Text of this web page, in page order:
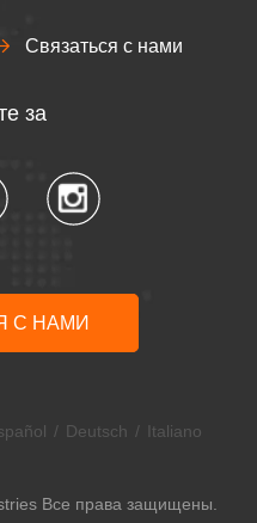
Связаться с нами
за
С НАМИ
/ Deutsch / Italiano
Все права защищены.